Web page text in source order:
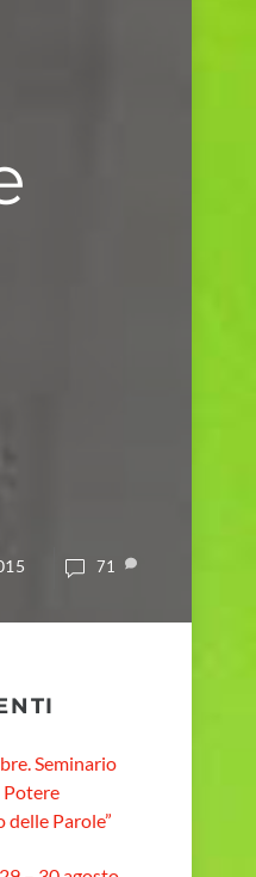
71
Seminario
Potere
delle Parole”